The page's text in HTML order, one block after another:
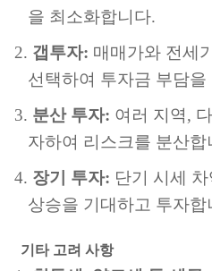
을 최소화합니다.
갭투자: 매매가와 전세
선택하여 투자금 부담을
분산 투자: 여러 지역,
자하여 리스크를 분산합
장기 투자: 단기 시세
상승을 기대하고 투자합
기타 고려 사항